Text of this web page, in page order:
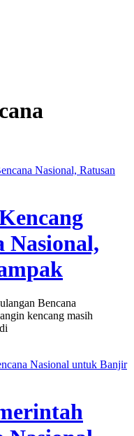
Nasional, Ratusan
Nasional,
Bencana
kencang masih
Nasional untuk Banjir